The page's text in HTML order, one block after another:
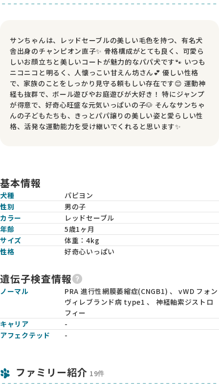
サンちゃんは、レッドセーブルの美しい毛色を持つ、有名犬
舎出身のチャンピオン直子✨ 骨格構成がとても良く、可愛ら
しいお顔立ちと美しいコートが魅力的なパパ犬です🐾 いつも
ニコニコと明るく、人懐っこい甘えん坊さん💕 優しい性格
で、家族のことをしっかり見守る頼もしい存在です😊 運動神
経も抜群で、ボール遊びやお庭遊びが大好き！ 特にジャンプ
が得意で、好奇心旺盛な元気いっぱいの子🐶 そんなサンちゃ
んの子どもたちも、きっとパパ譲りの美しい姿と愛らしい性
格、活発な運動能力を受け継いでくれると思います✨
基本情報
犬種
パピヨン
性別
男の子
カラー
レッドセーブル
年齢
5歳1ヶ月
サイズ
体重：4kg
性格
好奇心いっぱい
遺伝子検査情報
ノーマル
PRA 進行性網膜萎縮症(CNGB1) 、 vWD フォン
ヴィレブランド病 type1 、 神経軸索ジストロ
フィー
キャリア
-
アフェクテッド
-
ファミリー紹介 19件